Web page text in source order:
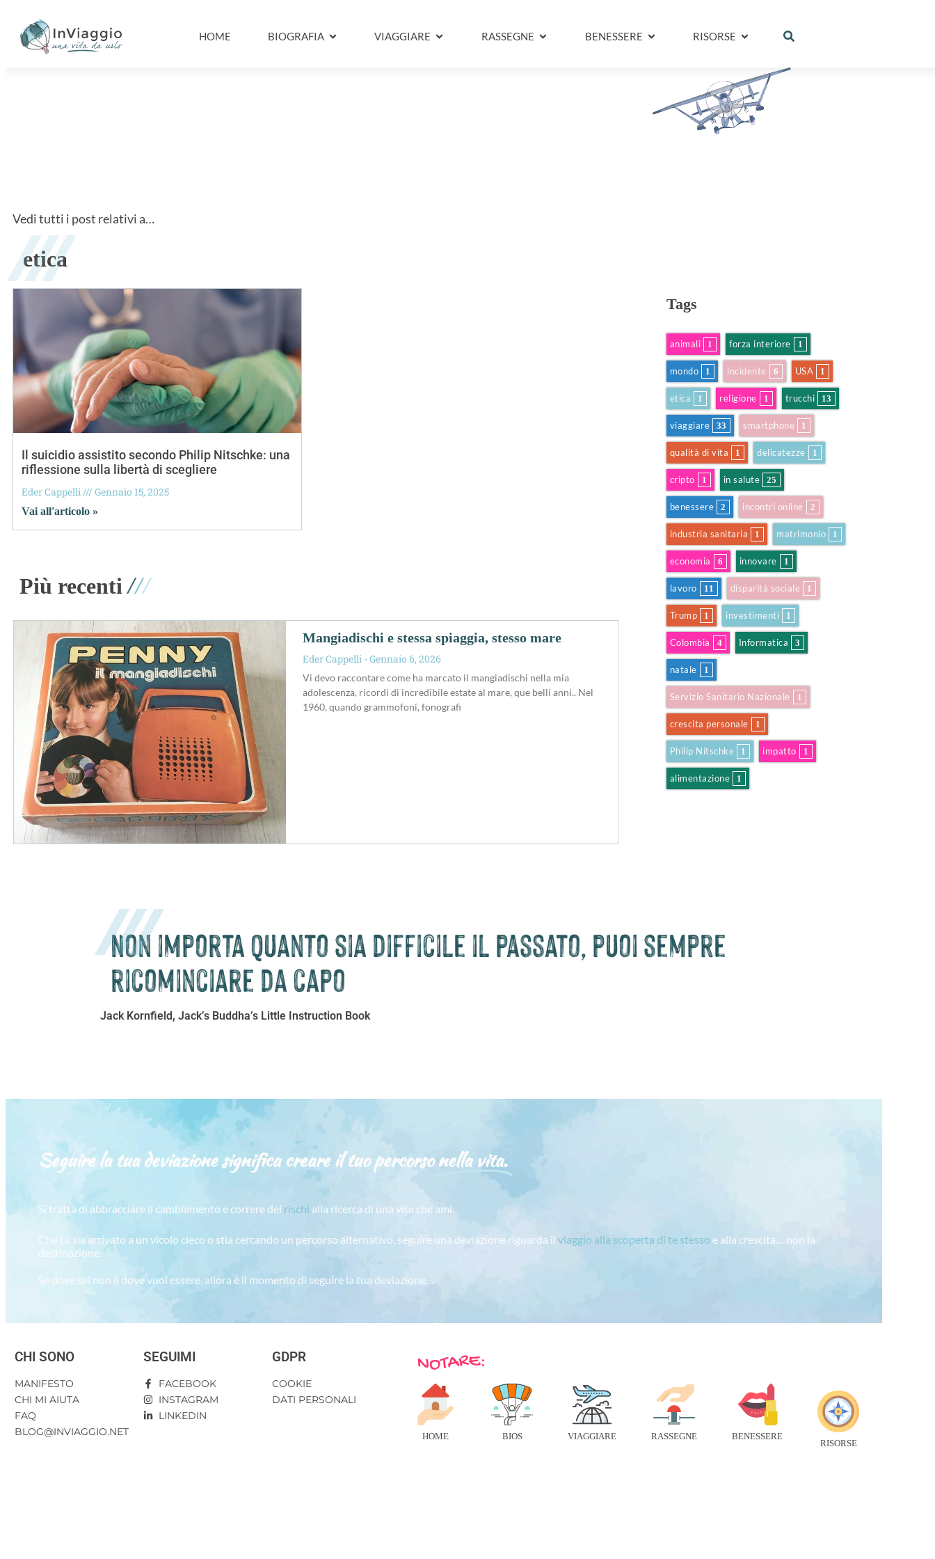
HOME BIOGRAFIA VIAGGIARE RASSEGNE BENESSERE RISORSE
Vedi tutti i post relativi a…
etica
Il suicidio assistito secondo Philip Nitschke: una
riflessione sulla libertà di scegliere
Eder Cappelli Gennaio 15, 2025
Vai all'articolo »
Più recenti///
Mangiadischi e stessa spiaggia, stesso mare
Eder Cappelli Gennaio 6, 2026
Vi devo raccontare come ha marcato il mangiadischi nella mia
adolescenza, ricordi di incredibile estate al mare, que belli anni.. Nel
1960, quando grammofoni, fonografi
Tags
animali 1 forza interiore 1
mondo 1 incidente 6 USA 1
etica 1 religione 1 trucchi 13
viaggiare 33 smartphone 1
qualità di vita 1 delicatezze 1
cripto 1 in salute 25
benessere 2 incontri online 2
industria sanitaria 1 matrimonio 1
economia 6 innovare 1
lavoro 11 disparità sociale 1
Trump 1 investimenti 1
Colombia 4 Informatica 3
natale 1
Servizio Sanitario Nazionale 1
crescita personale 1
Philip Nitschke 1 impatto 1
alimentazione 1
Non importa quanto sia difficile il passato, puoi sempre
ricominciare da capo
Jack Kornfield, Jack’s Buddha’s Little Instruction Book
Seguire la tua deviazione significa creare il tuo percorso nella vita.
Si tratta di abbracciare il cambiamento e correre dei rischi alla ricerca di una vita che ami.
Che tu sia arrivato a un vicolo cieco o stia cercando un percorso alternativo, seguire una deviazione riguarda ilviaggio alla scoperta di te stesso e alla crescita… non la
destinazione.
Se dove sei non è dove vuoi essere, allora è il momento di seguire la tua deviazione…
CHI SONO
MANIFESTO
CHI MI AIUTA
FAQ
BLOG@INVIAGGIO.NET
SEGUIMI
FACEBOOK
INSTAGRAM
LINKEDIN
GDPR
COOKIE
DATI PERSONALI
HOME BIOS VIAGGIARE RASSEGNE BENESSERE
RISORSE